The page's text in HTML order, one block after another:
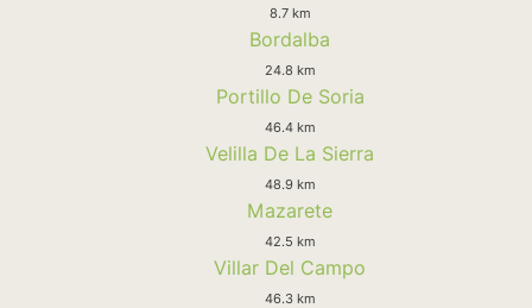
8.7 km
Bordalba
24.8 km
Portillo De Soria
46.4 km
Velilla De La Sierra
48.9 km
Mazarete
42.5 km
Villar Del Campo
46.3 km